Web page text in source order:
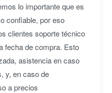
lo importante que es
confiable, por eso
clientes soporte técnico
fecha de compra. Esto
asistencia en caso
y, en caso de
a precios